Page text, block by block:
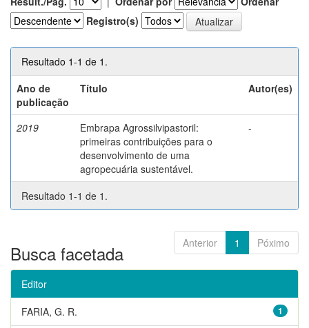
Registro(s)
Resultado 1-1 de 1.
Ano de
publicação
Título Autor(es)
2019
Embrapa Agrossilvipastoril:
primeiras contribuições para o
desenvolvimento de uma
agropecuária sustentável.
-
Resultado 1-1 de 1.
Anterior 1 Póximo
Busca facetada
Editor
1
FARIA, G. R.